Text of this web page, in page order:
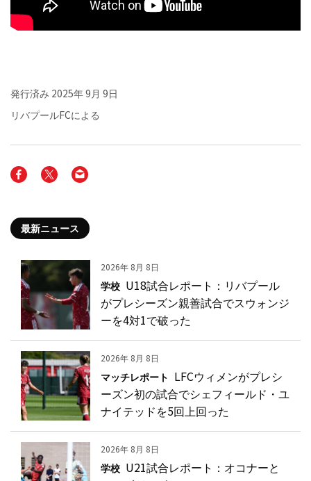
発行済み 2025年 9月 9日
リバプールFCによる
最新ニュース
2026年 8月 8日
学校 U18試合レポート：リバプール
がプレシーズン親善試合でスウォンジ
ーを4対1で破った
2026年 8月 8日
マッチレポート LFCウィメンがプレシ
ーズン初の試合でシェフィールド・ユ
ナイテッドを5回上回った
2026年 8月 8日
学校 U21試合レポート：オコナーと